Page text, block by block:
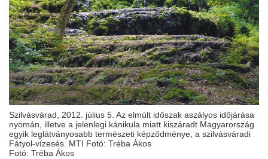
Szilvásvárad, 2012. július 5. Az elmúlt időszak aszályos időjárása
nyomán, illetve a jelenlegi kánikula miatt kiszáradt Magyarország
egyik leglátványosabb természeti képződménye, a szilvásváradi
Fátyol-vízesés. MTI Fotó: Tréba Ákos
Fotó: Tréba Ákos